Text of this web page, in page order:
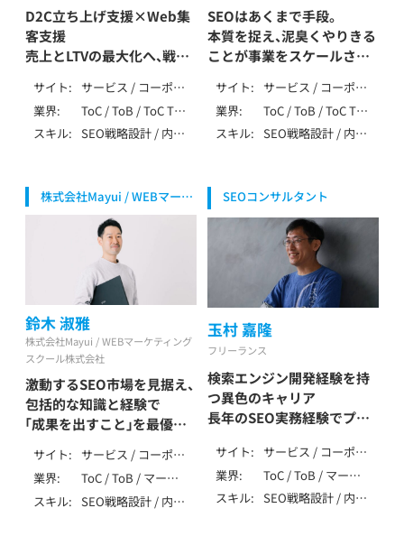
D2C立ち上げ支援×Web集
客支援
売上とLTVの最大化へ、戦略
久野 将司/ Kuno Masashi
サイト
サービス / コーポレ
ート / ローカル / メ
ディア / アフィリエ
イト / EC / ポータ
業界
ToC / ToB / ToC ToB
/ マーケティング・
IT・テクノロジー /
等） / 生活全般（不用
品・アパレル・家事） /
健康食品・ウォータ
ーサーバー / レンタ
ル / ブライダル（婚
活・式場・フォト） /
エンディング（葬儀・
墓・永代供養） / 医
療・健康・病院・クリ
ニック / 美容・脱毛・
サロン / ジム・フィ
ットネス / 金融・保
険・投資 / 不動産・住
宅・工務店 / 教育・学
習・スクール / 旅行・
観光・ホテル / エン
タメ・メディア / 求
人・転職・人材 / 士業
（弁護士・税理士・行
スキル
SEO戦略設計 / 内部
ーカルSEO / DB・大
規模SEO / ペナルテ
ィ解除 / YMYL対応 /
特殊サイト対応 / デ
ータ分析（GA4・
Search Console） /
SEO内製化支援 / AI
活用 / LLMO / MEO
/ 広告 / SNS / アフ
ィリエイト / ベンチ
支援 / 上場企業支援
/ SEO歴7～9年 / そ
の他（特殊業務）
SEOはあくまで手段。
本質を捉え、泥臭くやりきる
ことが事業をスケールさせ
清重 愛一郎 / Kiyoshige
Aiichiro
サイト
サービス / コーポレ
ート / ローカル / メ
ディア / アフィリエ
イト / EC / ポータ
示板 / SPA/SSR/SSG
/ その他（特殊な仕
業界
ToC / ToB / ToC ToB
/ マーケティング・
IT・テクノロジー /
等） / 生活全般（不用
品・アパレル・家事） /
健康食品・ウォータ
ーサーバー / 飲食・
フード・レストラン /
介護・福祉 / 医療・健
康・病院・クリニック
金融・保険・投資 / 不
動産・住宅・工務店 /
エンタメ・メディア /
求人・転職・人材 / 士
業（弁護士・税理士・
行政書士・社労士等）
ア・クラウド
スキル
SEO戦略設計 / 内部
DB・大規模SEO / ペ
ナルティ解除 /
YMYL対応 / 特殊サ
イト対応 / データ分
析（GA4・Search
Console） / BIツール
/ SEO内製化支援 /
AI活用 / ベンチャー
支援 / 大手企業支援
/ 上場企業支援 /
SEO歴10年以上
株式会社Mayui / WEBマーケ
ティングスクール株式会社 代
表取締役社長
鈴木 淑雅
株式会社Mayui / WEBマーケティング
スクール株式会社
激動するSEO市場を見据え、
包括的な知識と経験で
「成果を出すこと」を最優先
鈴木 淑雅 / Suzuki
Yoshimasa
サイト
サービス / コーポレ
ート / ローカル / メ
ディア / アフィリエ
イト / EC / ポータ
業界
ToC / ToB / マーケ
ティング・IT・テクノ
ロジー / 生活全般
スキル
SEO戦略設計 / 内部
SEOコンサルタント
玉村 嘉隆
フリーランス
検索エンジン開発経験を持
つ異色のキャリア
長年のSEO実務経験でプロ
玉村 嘉隆 / Tamamura
Yoshitaka
サイト
サービス / コーポレ
ート / ローカル / メ
ディア / アフィリエ
イト / EC / ポータ
業界
ToC / ToB / マーケ
ティング・IT・テクノ
ロジー / 製造・イン
スキル
SEO戦略設計 / 内部